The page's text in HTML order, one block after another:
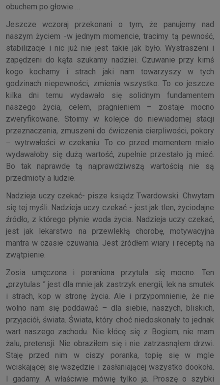
obuchem po głowie …
Jeszcze wczoraj przekonani o tym, że panujemy nad
naszym życiem -w jednym momencie, tracimy tą pewność,
stabilizacje i nic już nie jest takie jak było. Wystraszeni i
zapędzeni do kąta szukamy nadziei. Czuwanie przy kimś
kogo kochamy i strach jaki nam towarzyszy w tych
godzinach niepewności, zmienia wszystko. To co jeszcze
kilka dni temu wydawało się solidnym fundamentem
naszego życia, celem, pragnieniem – zostaje mocno
zweryfikowane. Stoimy w kolejce do niewiadomej stacji
przeznaczenia, zmuszeni do ćwiczenia cierpliwości, pokory
– wytrwałości w czekaniu. To co przed momentem miało
wydawałoby się dużą wartość, zupełnie przestało ją mieć.
Bo tak naprawdę tą najprawdziwszą wartością nie są
przedmioty a ludzie.
Nadzieja uczy czekać- pisze ksiądz Twardowski. Chwytam
się tej myśli. Nadzieja uczy czekać - jest jak tlen, życiodajne
źródło, z którego płynie woda życia. Nadzieja uczy czekać,
jest jak lekarstwo na przewlekłą chorobę, motywacyjna
mantra w czasie czuwania. Jest źródłem wiary i receptą na
zwątpienie.
Zosia umęczona i poraniona przytula się mocno. Ten
„przytulas ” jest dla mnie jak zastrzyk energii, lek na smutek
i strach, kop w stronę życia. Ale i przypomnienie, że nie
wolno nam się poddawać – dla siebie, naszych, bliskich,
przyjaciół, świata. Świata, który choć niedoskonały to jednak
wart naszego zachodu. Nie kłócę się z Bogiem, nie mam
żalu, pretensji. Nie obraziłem się i nie zatrzasnąłem drzwi.
Staję przed nim w ciszy poranka, topię się w mgle
wciskającej się wszędzie i zasłaniającej wszystko dookoła.
I gadamy. A właściwie mówię tylko ja. Proszę o szybki